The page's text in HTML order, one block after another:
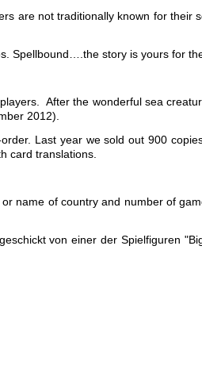
are not traditionally known for their
Spellbound….the story is yours for
After the wonderful sea
2012).
Last year we sold out 900
card translations.
name of country and number of
von einer der Spielfiguren